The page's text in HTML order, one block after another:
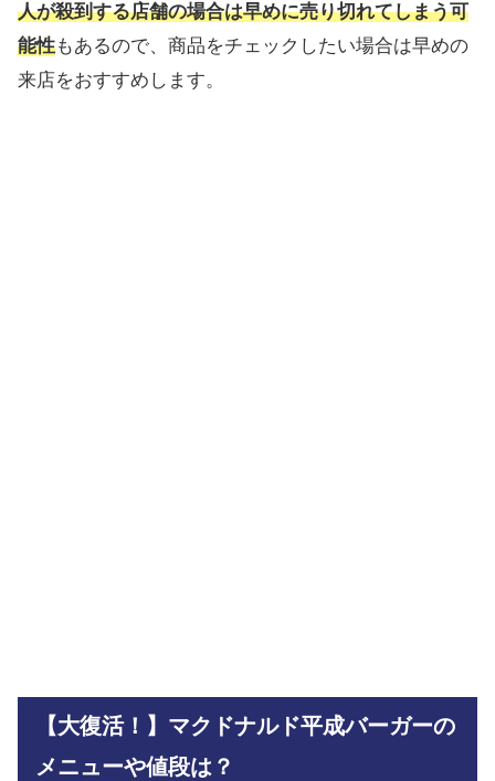
人が殺到する店舗の場合は早めに売り切れてしまう可
能性もあるので、商品をチェックしたい場合は早めの
来店をおすすめします。
【大復活！】マクドナルド平成バーガーの
メニューや値段は？